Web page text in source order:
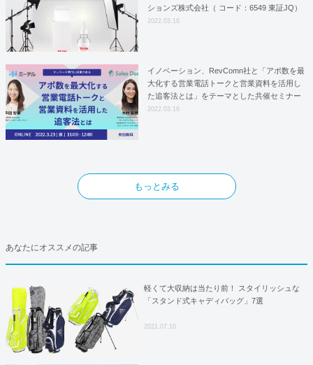
ションズ株式会社（ コード：6549 東証JQ）
はYFOSにおけるロジスティクスパートナー
2022.03.16
イノベーション、RevComn社と「アポ数を最
大化する営業電話トークと営業資料を活用し
た追客法とは」をテーマとした共催セミナー
を開催！
2022.03.16
もっとみる
あなたにオススメの記事
軽くて大収納は当たり前！ スタイリッシュな
「スタンド式キャディバッグ」7選
2021.07.10